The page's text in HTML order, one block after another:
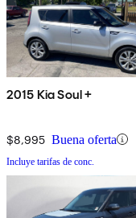
2015 Kia Soul +
$8,995 Buena oferta
Incluye tarifas de conc.